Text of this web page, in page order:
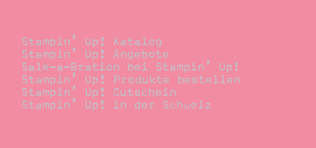
Stampin’ Up! Katalog
Stampin’ Up! Angebote
Sale-a-Bration bei Stampin’ Up!
Stampin’ Up! Produkte bestellen
Stampin’ Up! Gutschein
Stampin’ Up! in der Schweiz